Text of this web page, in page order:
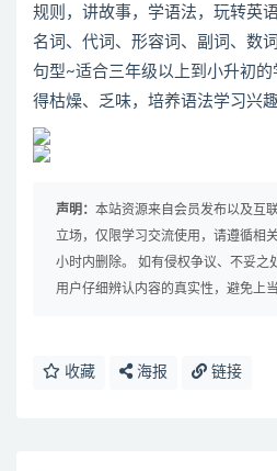
规则，讲故事，学语法，玩转英
名词、代词、形容词、副词、数
句型~适合三年级以上到小升初
得枯燥、乏味，培养语法学习兴
声明： 本站资源来自会员发布以及互
立场，仅限学习交流使用，请遵循相
小时内删除。 如有侵权争议、不妥之
用户仔细辨认内容的真实性，避免上当
收藏 海报 链接